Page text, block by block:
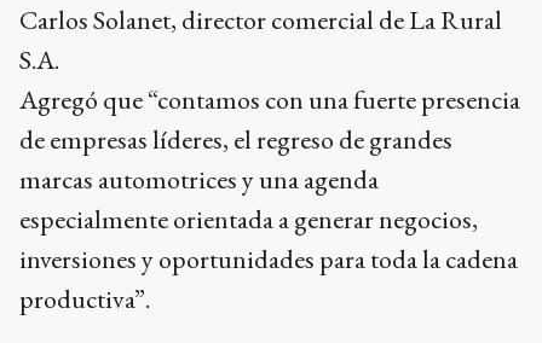
Carlos Solanet, director comercial de La Rural
S.A.
Agregó que “contamos con una fuerte presencia
de empresas líderes, el regreso de grandes
marcas automotrices y una agenda
especialmente orientada a generar negocios,
inversiones y oportunidades para toda la cadena
productiva”.